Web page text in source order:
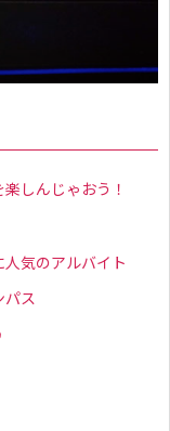
しんじゃおう！
気のアルバイト
ス